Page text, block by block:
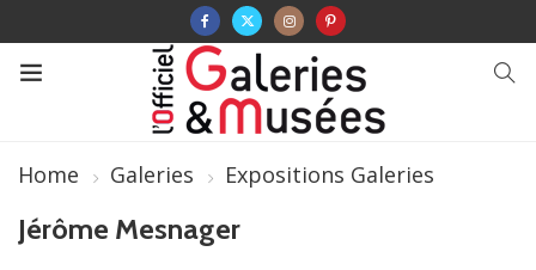
Home Galeries Expositions Galeries
Jérôme Mesnager